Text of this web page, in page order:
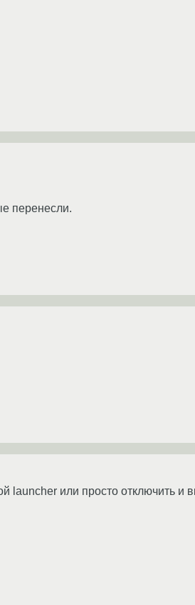
перенесли.
launcher или просто отключить и